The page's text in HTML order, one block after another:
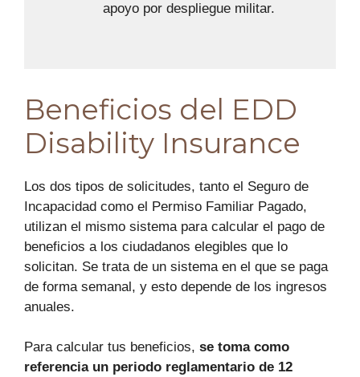
apoyo por despliegue militar.
Beneficios del EDD
Disability Insurance
Los dos tipos de solicitudes, tanto el Seguro de
Incapacidad como el Permiso Familiar Pagado,
utilizan el mismo sistema para calcular el pago de
beneficios a los ciudadanos elegibles que lo
solicitan. Se trata de un sistema en el que se paga
de forma semanal, y esto depende de los ingresos
anuales.
Para calcular tus beneficios, se toma como
referencia un periodo reglamentario de 12